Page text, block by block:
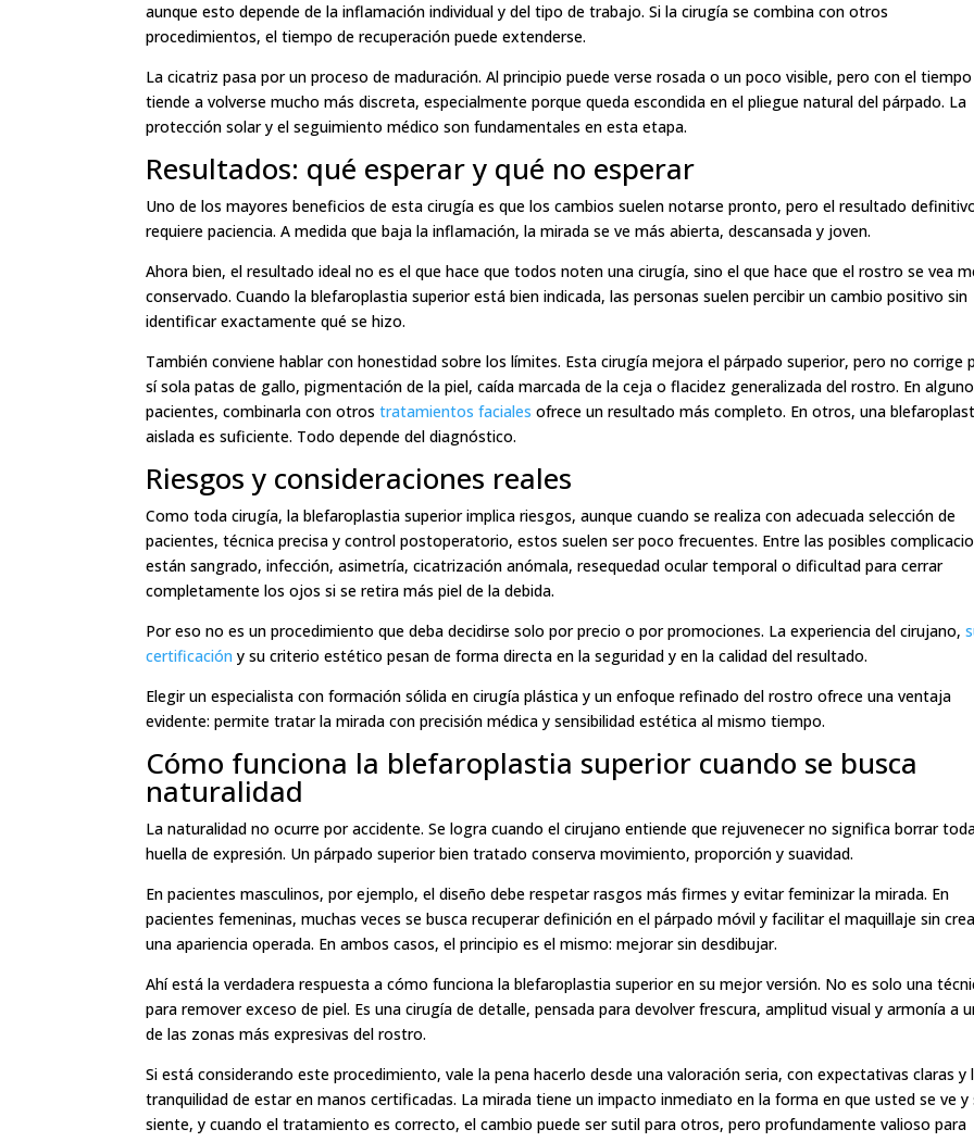
aunque esto depende de la inflamación individual y del tipo de trabajo. Si la cirugía se combina con otros
procedimientos, el tiempo de recuperación puede extenderse.
La cicatriz pasa por un proceso de maduración. Al principio puede verse rosada o un poco visible, pero con el tiempo
tiende a volverse mucho más discreta, especialmente porque queda escondida en el pliegue natural del párpado. La
protección solar y el seguimiento médico son fundamentales en esta etapa.
Resultados: qué esperar y qué no esperar
Uno de los mayores beneficios de esta cirugía es que los cambios suelen notarse pronto, pero el resultado
requiere paciencia. A medida que baja la inflamación, la mirada se ve más abierta, descansada y joven.
Ahora bien, el resultado ideal no es el que hace que todos noten una cirugía, sino el que hace que el rostro se vea
conservado. Cuando la blefaroplastia superior está bien indicada, las personas suelen percibir un cambio positivo sin
identificar exactamente qué se hizo.
También conviene hablar con honestidad sobre los límites. Esta cirugía mejora el párpado superior, pero no corrige
sí sola patas de gallo, pigmentación de la piel, caída marcada de la ceja o flacidez generalizada del rostro. En
pacientes, combinarla con otrostratamientos faciales ofrece un resultado más completo. En otros, una
aislada es suficiente. Todo depende del diagnóstico.
Riesgos y consideraciones reales
Como toda cirugía, la blefaroplastia superior implica riesgos, aunque cuando se realiza con adecuada selección de
pacientes, técnica precisa y control postoperatorio, estos suelen ser poco frecuentes. Entre las posibles
están sangrado, infección, asimetría, cicatrización anómala, resequedad ocular temporal o dificultad para cerrar
completamente los ojos si se retira más piel de la debida.
Por eso no es un procedimiento que deba decidirse solo por precio o por promociones. La experiencia del cirujano,
certificación y su criterio estético pesan de forma directa en la seguridad y en la calidad del resultado.
Elegir un especialista con formación sólida en cirugía plástica y un enfoque refinado del rostro ofrece una ventaja
evidente: permite tratar la mirada con precisión médica y sensibilidad estética al mismo tiempo.
Cómo funciona la blefaroplastia superior cuando se busca
naturalidad
La naturalidad no ocurre por accidente. Se logra cuando el cirujano entiende que rejuvenecer no significa borrar
huella de expresión. Un párpado superior bien tratado conserva movimiento, proporción y suavidad.
En pacientes masculinos, por ejemplo, el diseño debe respetar rasgos más firmes y evitar feminizar la mirada. En
pacientes femeninas, muchas veces se busca recuperar definición en el párpado móvil y facilitar el maquillaje sin
una apariencia operada. En ambos casos, el principio es el mismo: mejorar sin desdibujar.
Ahí está la verdadera respuesta a cómo funciona la blefaroplastia superior en su mejor versión. No es solo una
para remover exceso de piel. Es una cirugía de detalle, pensada para devolver frescura, amplitud visual y armonía a
de las zonas más expresivas del rostro.
Si está considerando este procedimiento, vale la pena hacerlo desde una valoración seria, con expectativas claras y
tranquilidad de estar en manos certificadas. La mirada tiene un impacto inmediato en la forma en que usted se ve y
siente, y cuando el tratamiento es correcto, el cambio puede ser sutil para otros, pero profundamente valioso para